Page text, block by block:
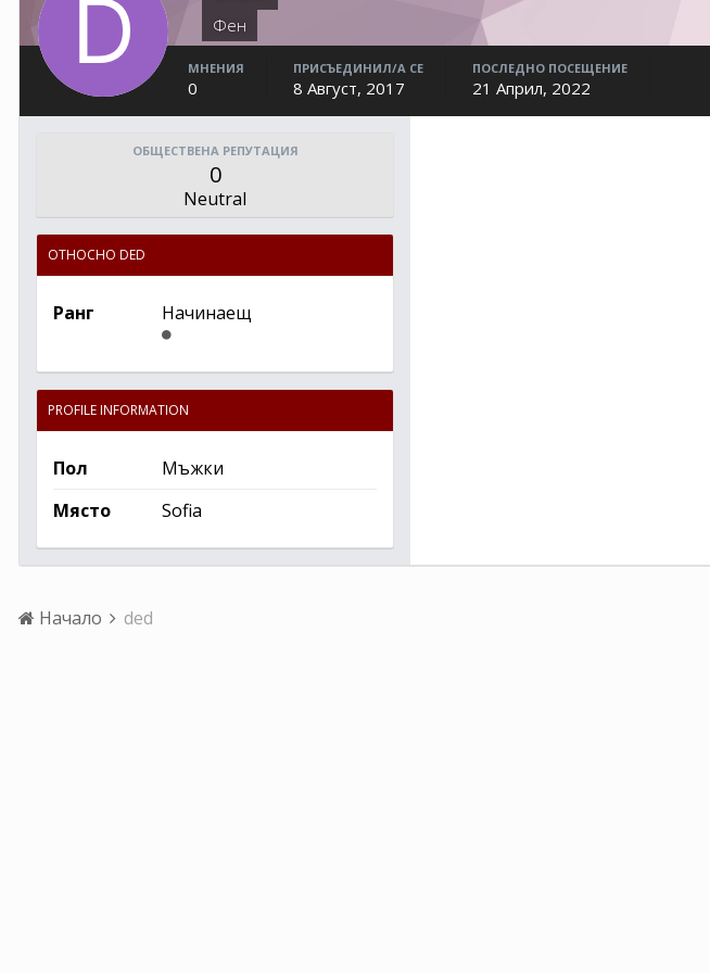
Фен
МНЕНИЯ
0
ПРИСЪЕДИНИЛ/А СЕ
8 Август, 2017
ПОСЛЕДНО ПОСЕЩЕНИЕ
21 Април, 2022
ОБЩЕСТВЕНА РЕПУТАЦИЯ
0
Neutral
ОТНОСНО DED
Ранг Начинаещ
PROFILE INFORMATION
Пол
Мъжки
Място
Sofia
Начало ded